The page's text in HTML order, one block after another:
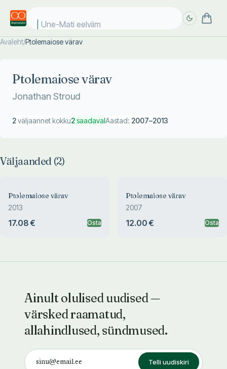
Une-Mati eelviima
Avaleht/Ptolemaiose värav
Ptolemaiose värav
Jonathan Stroud
2väljaannet kokku2saadavalAastad: 2007–2013
Väljaanded (2)
Ptolemaiose värav
2013
17.08 € Osta
Ptolemaiose värav
2007
12.00 € Osta
Ainult olulised uudised —
värsked raamatud,
allahindlused, sündmused.
Telli uudiskiri